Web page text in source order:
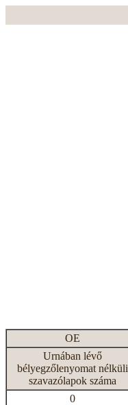
OE
Urnában lévő
bélyegzőlenyomat nélküli
szavazólapok száma
0